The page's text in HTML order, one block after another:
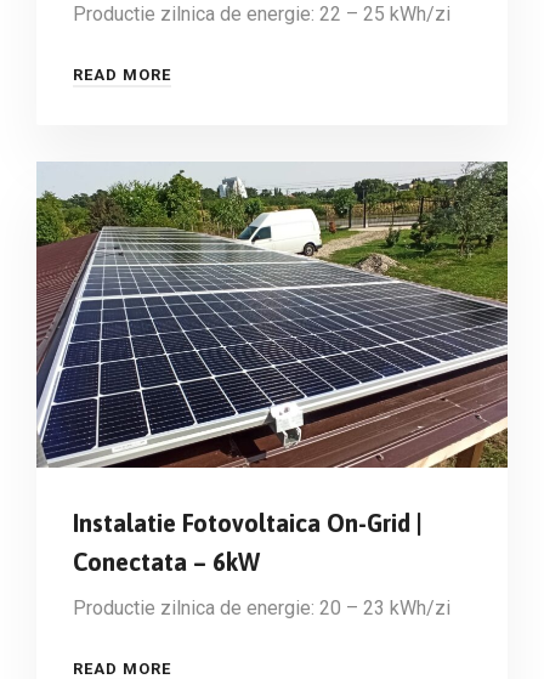
Productie zilnica de energie: 22 – 25 kWh/zi
READ MORE
Instalatie Fotovoltaica On-Grid |
Conectata – 6kW
Productie zilnica de energie: 20 – 23 kWh/zi
READ MORE